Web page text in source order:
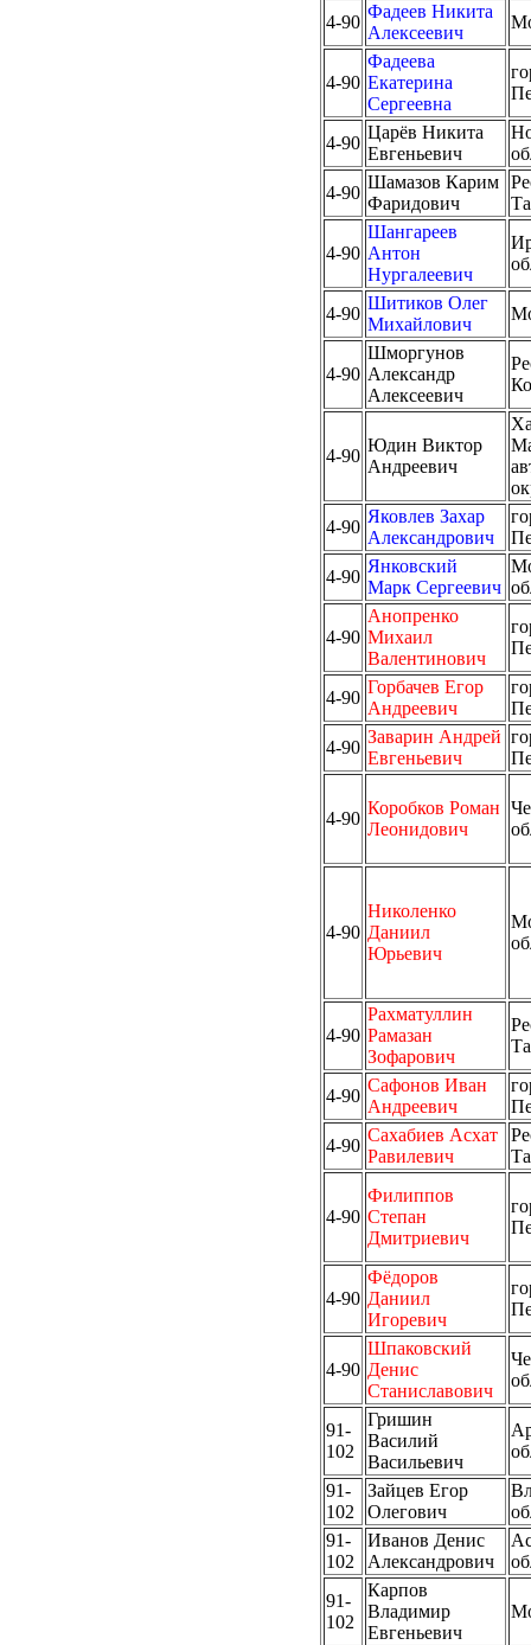
4-90
Фадеев Никита
Алексеевич
4-90
Фадеева
Екатерина
Сергеевна
4-90
Царёв Никита
Евгеньевич
4-90
Шамазов Карим
Фаридович
4-90
Шангареев
Антон
Нургалеевич
4-90
Шитиков Олег
Михайлович
4-90
Шморгунов
Александр
Алексеевич
4-90
Юдин Виктор
Андреевич
4-90
Яковлев Захар
Александрович
4-90
Янковский
Марк Сергеевич
4-90
Анопренко
Михаил
Валентинович
4-90
Горбачев Егор
Андреевич
4-90
Заварин Андрей
Евгеньевич
4-90
Коробков Роман
Леонидович
4-90
Николенко
Даниил
Юрьевич
4-90
Рахматуллин
Рамазан
Зофарович
4-90
Сафонов Иван
Андреевич
4-90
Сахабиев Асхат
Равилевич
4-90
Филиппов
Степан
Дмитриевич
4-90
Фёдоров
Даниил
Игоревич
4-90
Шпаковский
Денис
Станиславович
91-
102
Гришин
Василий
Васильевич
91-
102
Зайцев Егор
Олегович
91-
102
Иванов Денис
Александрович
91-
102
Карпов
Владимир
Евгеньевич